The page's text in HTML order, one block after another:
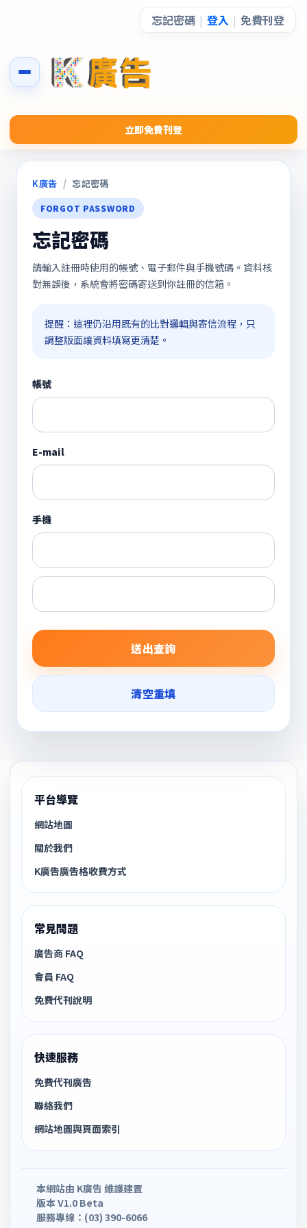
立即免費刊登
忘記密碼 | 登入 | 免費刊登
K廣告 / 忘記密碼
FORGOT PASSWORD
忘記密碼
請輸入註冊時使用的帳號、電子郵件與手機號碼。資料核
對無誤後，系統會將密碼寄送到你註冊的信箱。
提醒：這裡仍沿用既有的比對邏輯與寄信流程，只
調整版面讓資料填寫更清楚。
帳號
E-mail
手機
送出查詢
清空重填
平台導覽
網站地圖
關於我們
K廣告廣告格收費方式
常見問題
廣告商 FAQ
會員 FAQ
免費代刊說明
快速服務
免費代刊廣告
聯絡我們
網站地圖與頁面索引
本網站由 K廣告 維護建置
版本 V1.0 Beta
服務專線：(03) 390-6066